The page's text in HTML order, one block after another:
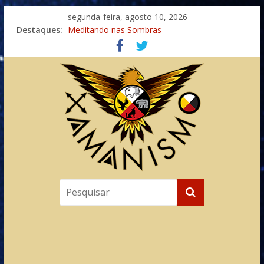
segunda-feira, agosto 10, 2026
Destaques: Meditando nas Sombras
Autosuficiência: A Jornada do Espírito Ancestral
Xamanismo Universal
Totens – Caminho Espiritual – Crescimento
Imaginação na Cura